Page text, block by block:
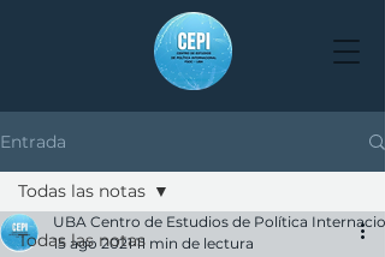
Entrada
Todas las notas
Todas las notas
UBA Centro de Estudios de Política
15 ago 2021 11 min de lectura